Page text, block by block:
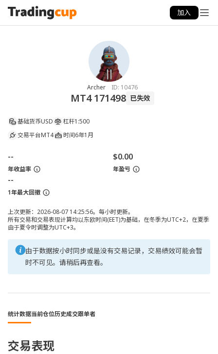
加入
Archer ID: 10476
MT4 171498 已失效
基础货币USD 杠杆1:500
交易平台MT4 时间6年1月
--
年收益率
$0.00
年盈亏
--
1年最大回撤
上次更新：2026-08-07 14:25:56。每小时更新。
所有交易和交易表现计算均以东欧时间(EET)为基础，在冬季为UTC+2，在夏季
由于夏令时调整为UTC+3。
由于数据按小时同步或是没有交易记录，交易绩效可能会暂
时不可见。请稍后再查看。
统计数据当前仓位历史成交跟单者
交易表现